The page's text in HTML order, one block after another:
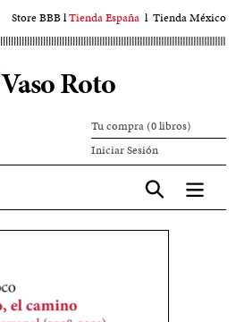
Store BBBlTienda España l Tienda México
Vaso Roto
Tu compra (0 libros)
Iniciar SesiónIniciar
sesión
Aceptar